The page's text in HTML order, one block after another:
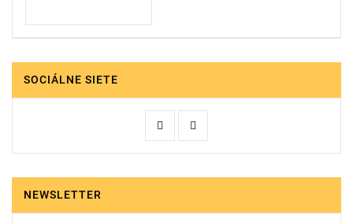
SOCIÁLNE SIETE
NEWSLETTER